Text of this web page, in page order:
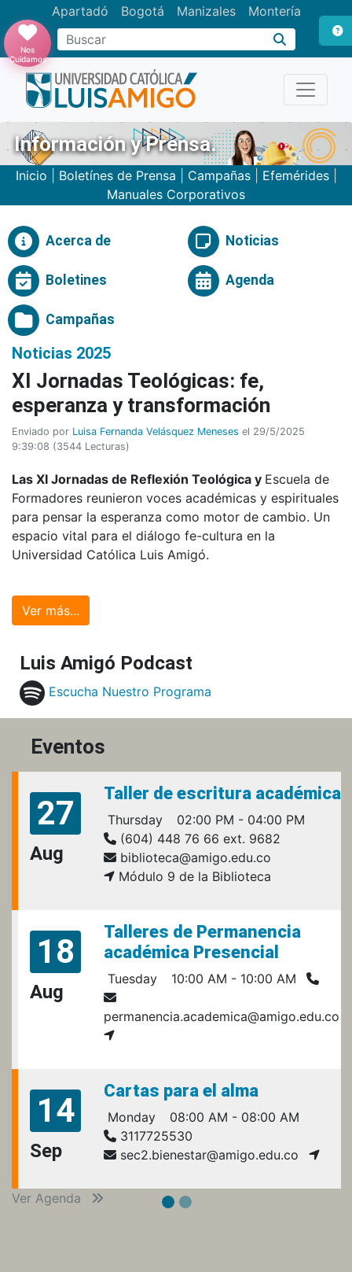
Apartadó Bogotá Manizales Montería
Buscar
Nos
Cuidamos
Información y Prensa.
Inicio Boletínes de Prensa Campañas| Efemérides|
Manuales Corporativos
Acerca de Noticias
Boletines Agenda
Campañas
Noticias 2025
XI Jornadas Teológicas: fe,
esperanza y transformación
Enviado por Luisa Fernanda Velásquez Meneses el 29/5/2025
9:39:08 (3544 Lecturas)
Las XI Jornadas de Reflexión Teológica y Escuela de
Formadores reunieron voces académicas y espirituales
para pensar la esperanza como motor de cambio. Un
espacio vital para el diálogo fe-cultura en la
Universidad Católica Luis Amigó.
Ver más...
Luis Amigó Podcast
Escucha Nuestro Programa
Eventos
27
Aug
Taller de escritura académica
Thursday
02:00 PM - 04:00 PM
(604) 448 76 66 ext. 9682
biblioteca@amigo.edu.co
Módulo 9 de la Biblioteca
18
Aug
Talleres de Permanencia
académica Presencial
Tuesday 10:00 AM - 10:00 AM
permanencia.academica@amigo.edu.co
14
Sep
Cartas para el alma
Monday
08:00 AM - 08:00 AM
3117725530
sec2.bienestar@amigo.edu.co
Ver Agenda